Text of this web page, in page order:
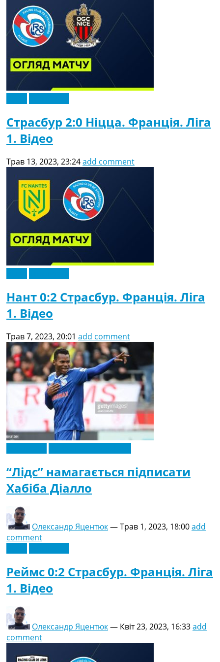
Страсбур 2:0 Ніцца. Франція. Ліга
1. Відео
Трав 13, 2023, 23:24add comment
Нант 0:2 Страсбур. Франція. Ліга
1. Відео
Трав 7, 2023, 20:01 add comment
“Лідс” намагається підписати
Хабіба Діалло
Олександр Яцентюк—Трав 1, 2023, 18:00add
comment
Реймс 0:2 Страсбур. Франція. Ліга
1. Відео
Олександр Яцентюк— Квіт 23, 2023, 16:33add
comment